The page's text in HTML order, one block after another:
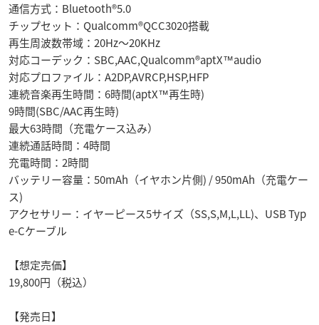
通信方式：Bluetooth®5.0
チップセット：Qualcomm®QCC3020搭載
再生周波数帯域：20Hz～20KHz
対応コーデック：SBC,AAC,Qualcomm®aptX™audio
対応プロファイル：A2DP,AVRCP,HSP,HFP
連続音楽再生時間：6時間(aptX™再生時)
9時間(SBC/AAC再生時)
最大63時間（充電ケース込み）
連続通話時間：4時間
充電時間：2時間
バッテリー容量：50mAh（イヤホン片側) / 950mAh（充電ケー
ス)
アクセサリー：イヤーピース5サイズ（SS,S,M,L,LL)、USB Typ
e-Cケーブル
【想定売価】
19,800円（税込）
【発売日】